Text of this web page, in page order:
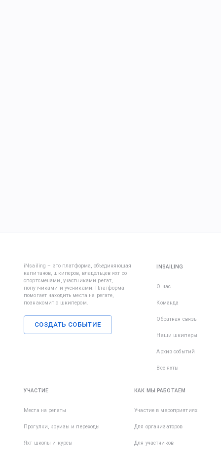
iNsailing – это платформа, объединяющая
капитанов, шкиперов, владельцев яхт со
спортсменами, участниками регат,
попутчиками и учениками. Платформа
помогает находить места на регате,
познакомит с шкипером.
СОЗДАТЬ СОБЫТИЕ
INSAILING
О нас
Команда
Обратная связь
Наши шкиперы
Архив событий
Все яхты
УЧАСТИЕ
Места на регаты
Прогулки, круизы и переходы
Яхт школы и курсы
КАК МЫ РАБОТАЕМ
Участие в мероприятиях
Для организаторов
Для участников